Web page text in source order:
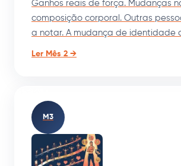
Ganhos reais de força. Mudanças
composição corporal. Outras
a notar. A mudança de identidade
Ler Mês 2 →
M3